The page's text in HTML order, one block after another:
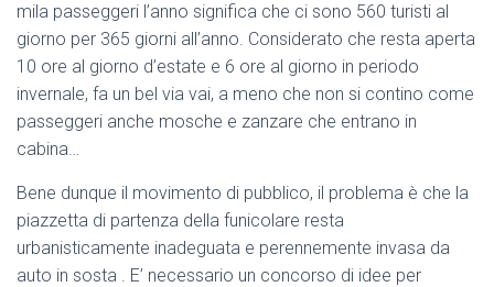
mila passeggeri l’anno significa che ci sono 560 turisti al
giorno per 365 giorni all’anno. Considerato che resta aperta
10 ore al giorno d’estate e 6 ore al giorno in periodo
invernale, fa un bel via vai, a meno che non si contino come
passeggeri anche mosche e zanzare che entrano in
cabina…
Bene dunque il movimento di pubblico, il problema è che la
piazzetta di partenza della funicolare resta
urbanisticamente inadeguata e perennemente invasa da
auto in sosta . E’ necessario un concorso di idee per